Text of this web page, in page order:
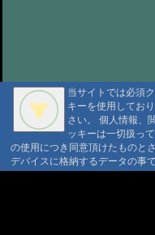
#61:龍
#60:春
#59:寒
#58:春
当サイトでは必須
キーを使用してお
さい。 個人情報、
ッキーは一切扱っ
の使用につき同意頂けたものと
デバイスに格納するデータの事で